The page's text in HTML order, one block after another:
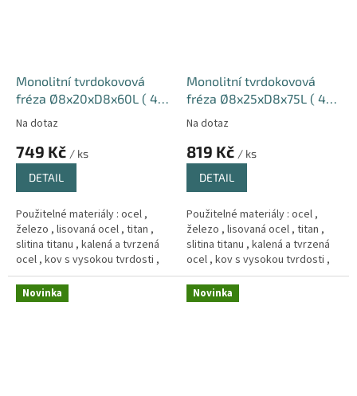
Monolitní tvrdokovová
fréza Ø8x20xD8x60L ( 4-
Na dotaz
749 Kč / ks
DETAIL
Použitelné materiály : ocel ,
železo , lisovaná ocel , titan ,
slitina titanu , kalená a tvrzená
ocel , kov s vysokou tvrdosti ,
Měd´ , litina .
Monolitní tvrdokovová
fréza Ø8x25xD8x75L ( 4-
Na dotaz
819 Kč / ks
DETAIL
Použitelné materiály : ocel ,
železo , lisovaná ocel , titan ,
slitina titanu , kalená a tvrzená
ocel , kov s vysokou tvrdosti ,
Měd´ , litina .
Novinka Novinka